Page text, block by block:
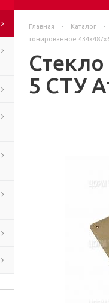
Главная - Каталог -
тонированное
5 СТУ